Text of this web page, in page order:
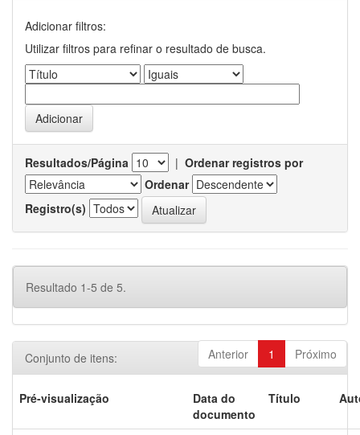
Adicionar filtros:
Utilizar filtros para refinar o resultado de busca.
Resultados/Página | Ordenar registros por
Ordenar
Registro(s)
Resultado 1-5 de 5.
Anterior 1 Próximo
Conjunto de itens:
Pré-visualização
Data do
documento
Título